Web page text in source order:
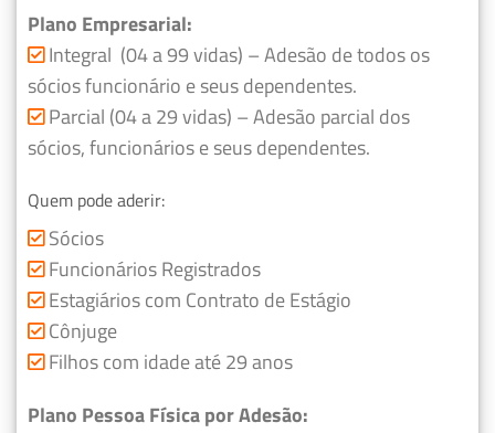
Plano Empresarial:
Integral (04 a 99 vidas) – Adesão de todos os
sócios funcionário e seus dependentes.
Parcial (04 a 29 vidas) – Adesão parcial dos
sócios, funcionários e seus dependentes.
Quem pode aderir:
Sócios
Funcionários Registrados
Estagiários com Contrato de Estágio
Cônjuge
Filhos com idade até 29 anos
Plano Pessoa Física por Adesão: